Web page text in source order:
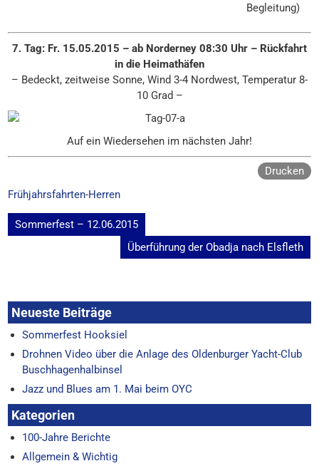
Begleitung)
7. Tag: Fr. 15.05.2015 – ab Norderney 08:30 Uhr – Rückfahrt
in die Heimathäfen
– Bedeckt, zeitweise Sonne, Wind 3-4 Nordwest, Temperatur 8-
10 Grad –
Auf ein Wiedersehen im nächsten Jahr!
Drucken
Frühjahrsfahrten-Herren
Beitragsnavigation
Sommerfest – 12.06.2015
Überführung der Obadja nach Elsfleth
Neueste Beiträge
Sommerfest Hooksiel
Drohnen Video über die Anlage des Oldenburger Yacht-Club
Buschhagenhalbinsel
Jazz und Blues am 1. Mai beim OYC
Kategorien
100-Jahre Berichte
Allgemein & Wichtig